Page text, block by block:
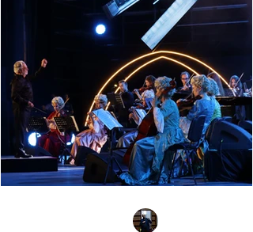
de beauté, ainsi que la foule attirée et entraînée
cette célébration, comprenant notamment les
youyous, les larmes de bonheur et les
applaudissements sincères. "Ya Loumima"
sans doute, à capturer toute l'ambivalence de
moment précieux grâce à une performance